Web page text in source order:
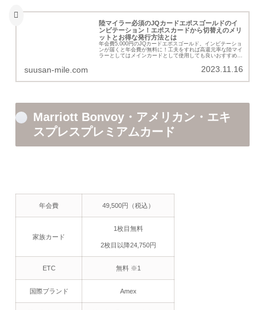
陸マイラー必須のJQカードエポスゴールドのイ
ンビテーション！エポスカードから切替えのメリ
ットとお得な発行方法とは
年会費5,000円のJQカードエポスゴールド。インビテーショ
ンが届くと年会費が無料に！工夫をすれば高還元率な陸マイ
ラーとしてはメインカードとして使用しても良いおすすめの
suusan-mile.com 2023.11.16
Marriott Bonvoy・アメリカン・エキ
スプレスプレミアムカード
年会費 49,500円（税込）
家族カード
1枚目無料
2枚目以降24,750円
ETC 無料 ※1
国際ブランド Amex